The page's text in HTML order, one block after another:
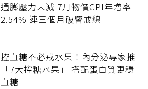
通膨壓力未減 7月物價CPI年增率
2.54% 連三個月破警戒線
控血糖不必戒水果！內分泌專家推
「7大控糖水果」 搭配蛋白質更穩
血糖